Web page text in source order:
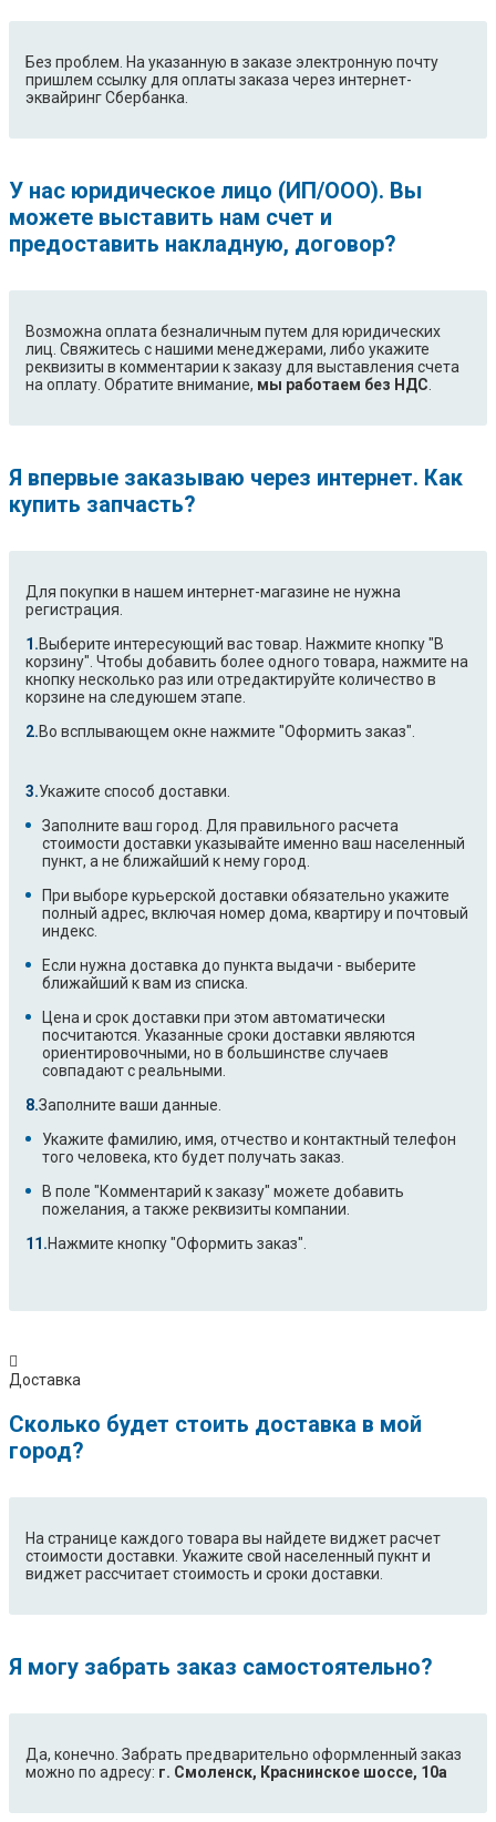
Без проблем. На указанную в заказе электронную почту
пришлем ссылку для оплаты заказа через интернет-
эквайринг Сбербанка.
У нас юридическое лицо (ИП/ООО). Вы
можете выставить нам счет и
предоставить накладную, договор?
Возможна оплата безналичным путем для юридических
лиц. Свяжитесь с нашими менеджерами, либо укажите
реквизиты в комментарии к заказу для выставления счета
на оплату. Обратите внимание, мы работаем без НДС
Я впервые заказываю через интернет. Как
купить запчасть?
Для покупки в нашем интернет-магазине не нужна
регистрация.
Выберите интересующий вас товар. Нажмите кнопку "В
корзину". Чтобы добавить более одного товара, нажмите на
кнопку несколько раз или отредактируйте количество в
корзине на следуюшем этапе.
Во всплывающем окне нажмите "Оформить заказ".
Укажите способ доставки.
Заполните ваш город. Для правильного расчета
стоимости доставки указывайте именно ваш населенный
пункт, а не ближайший к нему город.
При выборе курьерской доставки обязательно укажите
полный адрес, включая номер дома, квартиру и почтовый
индекс.
Если нужна доставка до пункта выдачи - выберите
ближайший к вам из списка.
Цена и срок доставки при этом автоматически
посчитаются. Указанные сроки доставки являются
ориентировочными, но в большинстве случаев
совпадают с реальными.
Заполните ваши данные.
Укажите фамилию, имя, отчество и контактный телефон
того человека, кто будет получать заказ.
В поле "Комментарий к заказу" можете добавить
пожелания, а также реквизиты компании.
Нажмите кнопку "Оформить заказ".
Доставка
Сколько будет стоить доставка в мой
город?
На странице каждого товара вы найдете виджет расчет
стоимости доставки. Укажите свой населенный пукнт и
виджет рассчитает стоимость и сроки доставки.
Я могу забрать заказ самостоятельно?
Да, конечно. Забрать предварительно оформленный заказ
можно по адресу: г. Смоленск, Краснинское шоссе, 10а